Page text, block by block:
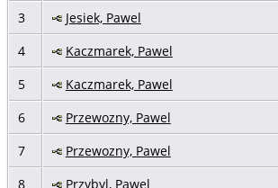
3
Jesiek, Pawel
4
Kaczmarek, Pawel
5
Kaczmarek, Pawel
6
Przewozny, Pawel
7
Przewozny, Pawel
8
Przybyl, Pawel